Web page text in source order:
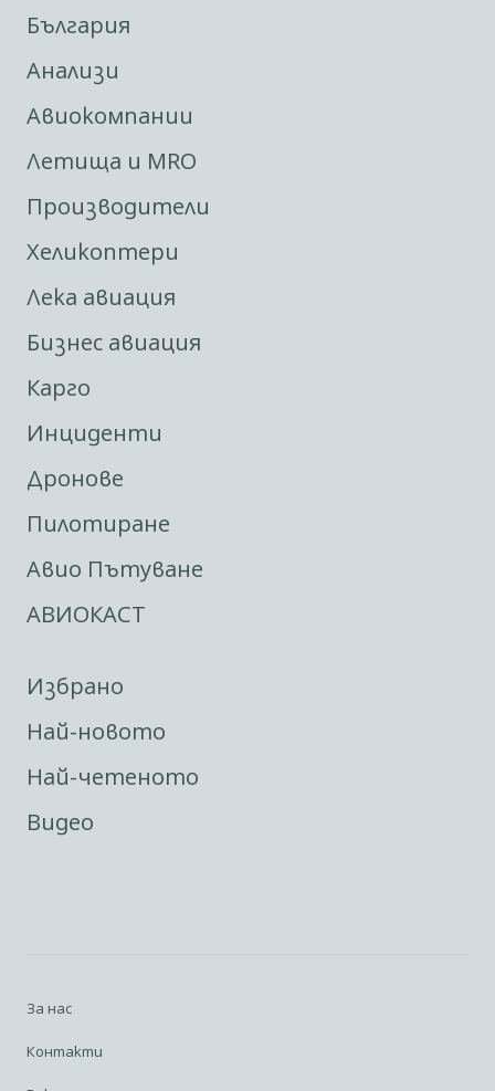
България
Анализи
Авиокомпании
Летища и MRO
Производители
Хеликоптери
Лека авиация
Бизнес авиация
Карго
Инциденти
Дронове
Пилотиране
Авио Пътуване
АВИОКАСТ
Избрано
Най-новото
Най-четеното
Видео
За нас
Контакти